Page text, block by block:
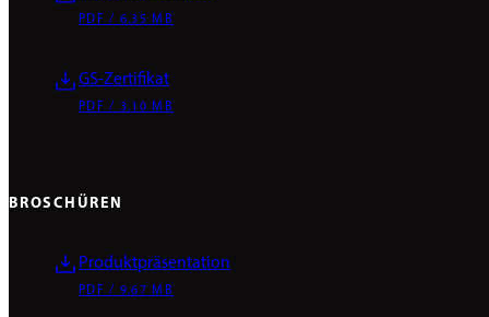
PDF / 6.35 MB
GS-Zertifikat
PDF / 3.10 MB
BROSCHÜREN
Produktpräsentation
PDF / 9.67 MB